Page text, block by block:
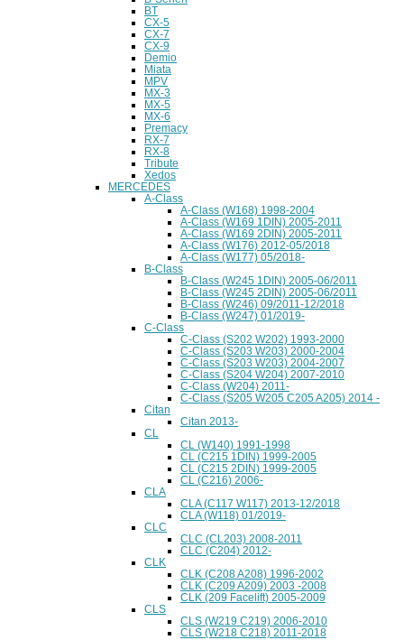
BT
CX-5
CX-7
CX-9
Demio
Miata
MPV
MX-3
MX-5
MX-6
Premacy
RX-7
RX-8
Tribute
Xedos
MERCEDES
A-Class
A-Class (W168) 1998-2004
A-Class (W169 1DIN) 2005-2011
A-Class (W169 2DIN) 2005-2011
A-Class (W176) 2012-05/2018
A-Class (W177) 05/2018-
B-Class
B-Class (W245 1DIN) 2005-06/2011
B-Class (W245 2DIN) 2005-06/2011
B-Class (W246) 09/2011-12/2018
B-Class (W247) 01/2019-
C-Class
C-Class (S202 W202) 1993-2000
C-Class (S203 W203) 2000-2004
C-Class (S203 W203) 2004-2007
C-Class (S204 W204) 2007-2010
C-Class (W204) 2011-
C-Class (S205 W205 C205 A205) 2014 -
Citan
Citan 2013-
CL
CL (W140) 1991-1998
CL (C215 1DIN) 1999-2005
CL (C215 2DIN) 1999-2005
CL (C216) 2006-
CLA
CLA (C117 W117) 2013-12/2018
CLA (W118) 01/2019-
CLC
CLC (CL203) 2008-2011
CLC (C204) 2012-
CLK
CLK (C208 A208) 1996-2002
CLK (C209 A209) 2003 -2008
CLK (209 Facelift) 2005-2009
CLS
CLS (W219 C219) 2006-2010
CLS (W218 C218) 2011-2018